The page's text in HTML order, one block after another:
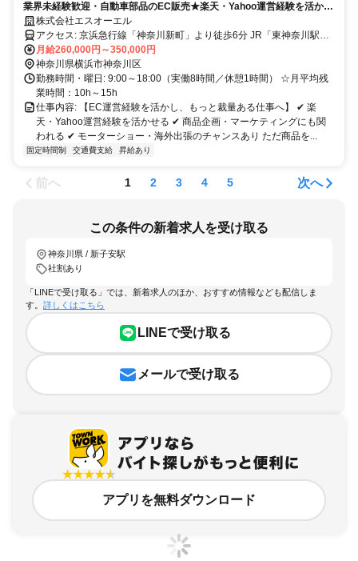
業界未経験歓迎・自動車部品のEC販売★楽天・Yahoo運営経験を活かせ
る WEBマーケティング・企画にも挑戦可
株式会社エスオーエル
アクセス: 京浜急行線「神奈川新町」より徒歩6分 JR「東神奈川駅」
より徒歩15分
月給260,000円～350,000円
神奈川県横浜市神奈川区
勤務時間・曜日: 9:00～18:00（実働8時間／休憩1時間） ☆月平均残
業時間：10h～15h
仕事内容: 【EC運営経験を活かし、もっと裁量ある仕事へ】 ✔ 楽
天・Yahoo運営経験を活かせる ✔ 商品企画・マーケティングにも関
われる ✔ モーターショー・海外出張のチャンスあり ただ商品を...
固定時間制 交通費支給 昇給あり
前へ 1 2 3 4 5 次へ
この条件の新着求人を受け取る
神奈川県 / 新子安駅
社割あり
「LINEで受け取る」では、新着求人のほか、おすすめ情報なども配信しま
す。 詳しくはこちら
LINEで受け取る
メールで受け取る
アプリを無料ダウンロード